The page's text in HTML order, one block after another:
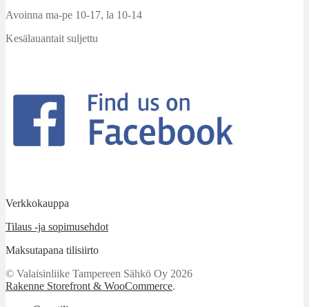
Avoinna ma-pe 10-17, la 10-14
Kesälauantait suljettu
Verkkokauppa
Tilaus -ja sopimusehdot
Maksutapana tilisiirto
© Valaisinliike Tampereen Sähkö Oy 2026
Rakenne Storefront & WooCommerce.